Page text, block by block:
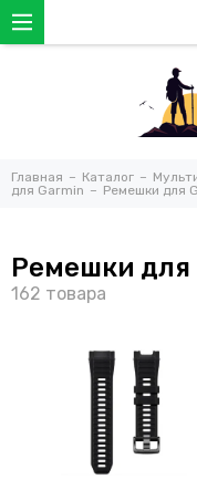
Главная Каталог
для Garmin
Ремешки для
Ремешки